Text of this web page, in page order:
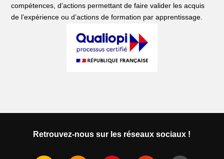
compétences, d’actions permettant de faire valider les acquis
de l’expérience ou d’actions de formation par apprentissage.
Retrouvez-nous sur les réseaux sociaux !